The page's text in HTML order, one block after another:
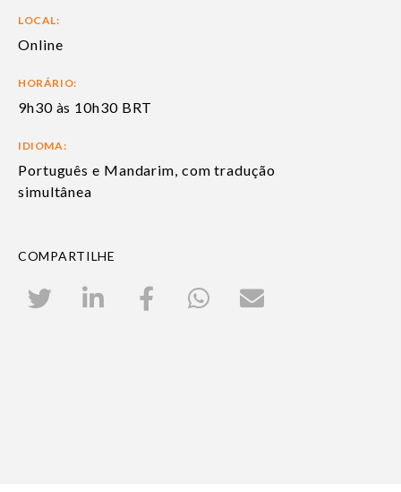
LOCAL:
Online
HORÁRIO:
9h30 às 10h30 BRT
IDIOMA:
Português e Mandarim, com tradução
simultânea
COMPARTILHE